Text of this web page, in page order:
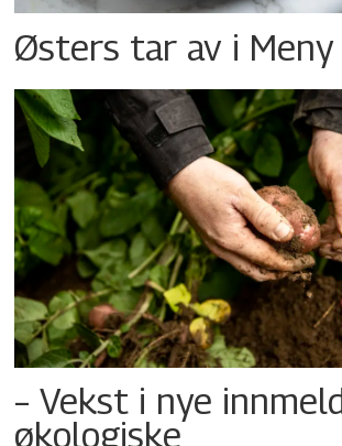
Østers tar av i Meny
– Vekst i nye
økologiske